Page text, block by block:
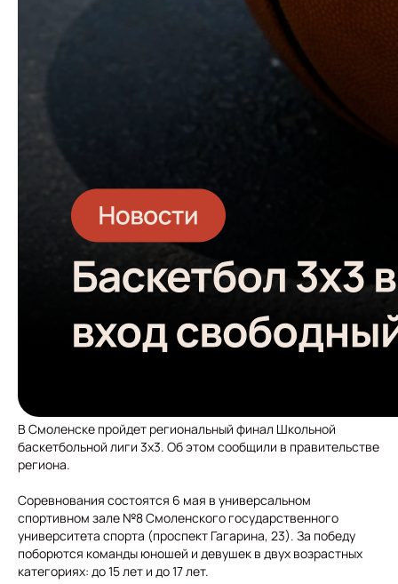
В Смоленске пройдет региональный финал Школьной
баскетбольной лиги 3х3. Об этом сообщили в правительстве
региона.
Соревнования состоятся 6 мая в универсальном
спортивном зале №8 Смоленского государственного
университета спорта (проспект Гагарина, 23). За победу
поборются команды юношей и девушек в двух возрастных
категориях: до 15 лет и до 17 лет.